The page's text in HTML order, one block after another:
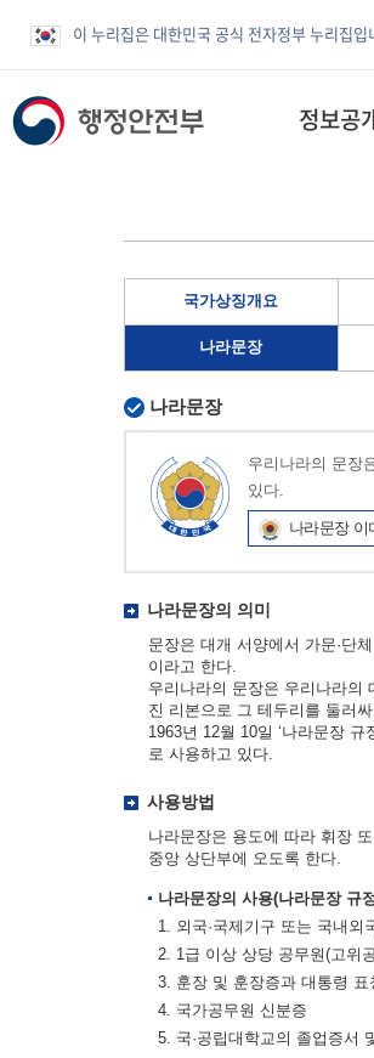
이 누리집은 대한민국 공식 전자정부 누리집입
정보공
국가상징개요
나라문장
나라문장
우리나라의 문장
있다.
나라문장 이
나라문장의 의미
문장은 대개 서양에서 가문·단
이라고 한다.
우리나라의 문장은 우리나라의
진 리본으로 그 테두리를 둘러
1963년 12월 10일 ‘나라문장
로 사용하고 있다.
사용방법
나라문장은 용도에 따라 휘장
중앙 상단부에 오도록 한다.
나라문장의 사용(나라문장 규
1. 외국·국제기구 또는 국내외
2. 1급 이상 상당 공무원(고위
3. 훈장 및 훈장증과 대통령 표
4. 국가공무원 신분증
5. 국·공립대학교의 졸업증서